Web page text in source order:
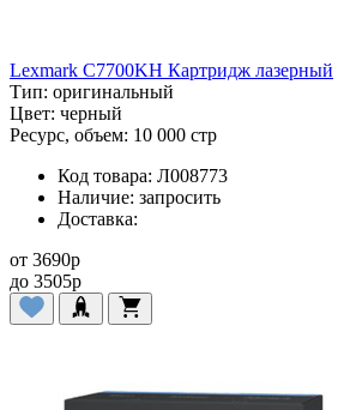
Lexmark C7700KH Картридж лазерный
Тип: оригинальный
Цвет: черный
Ресурс, объем: 10 000 стр
Код товара: Л008773
Наличие: запросить
Доставка:
от 3690p
до 3505p